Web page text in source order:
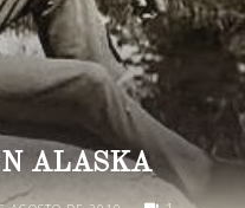
ALASKA